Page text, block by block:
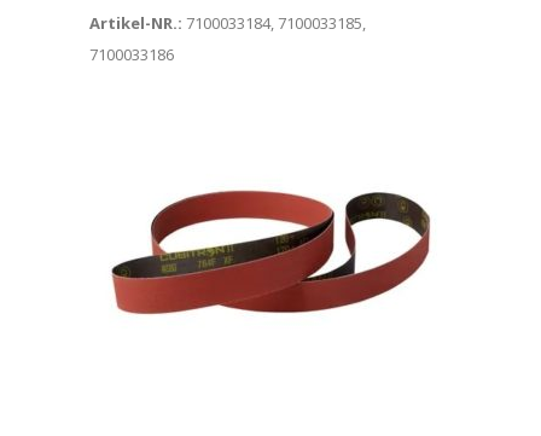
Artikel-NR.: 7100033184, 7100033185,
7100033186